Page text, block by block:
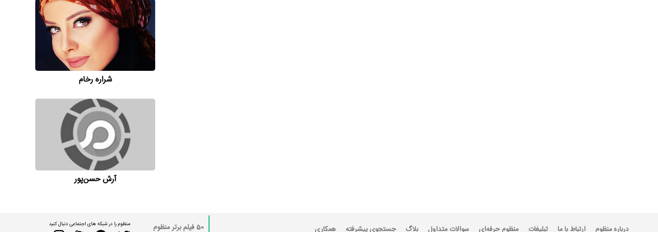
شراره رخام
آرش حسن‌پور
درباره منظوم ارتباط با ما تبلیغات منظوم حرفه‌ای سوالات متداول بلاگ جستجوی پیشرفته همکاری 50 فیلم برتر منظوم منظوم را در شبکه های اجتماعی دنبال کنید